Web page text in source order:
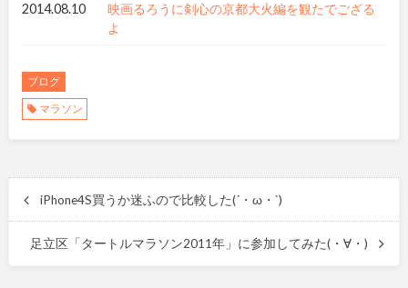
2014.08.10
映画るろうに剣心の京都大火編を観たでござる
よ
ブログ
マラソン
iPhone4S買うか迷ふので比較した(´・ω・`)
足立区「タートルマラソン2011年」に参加してみた(・∀・)